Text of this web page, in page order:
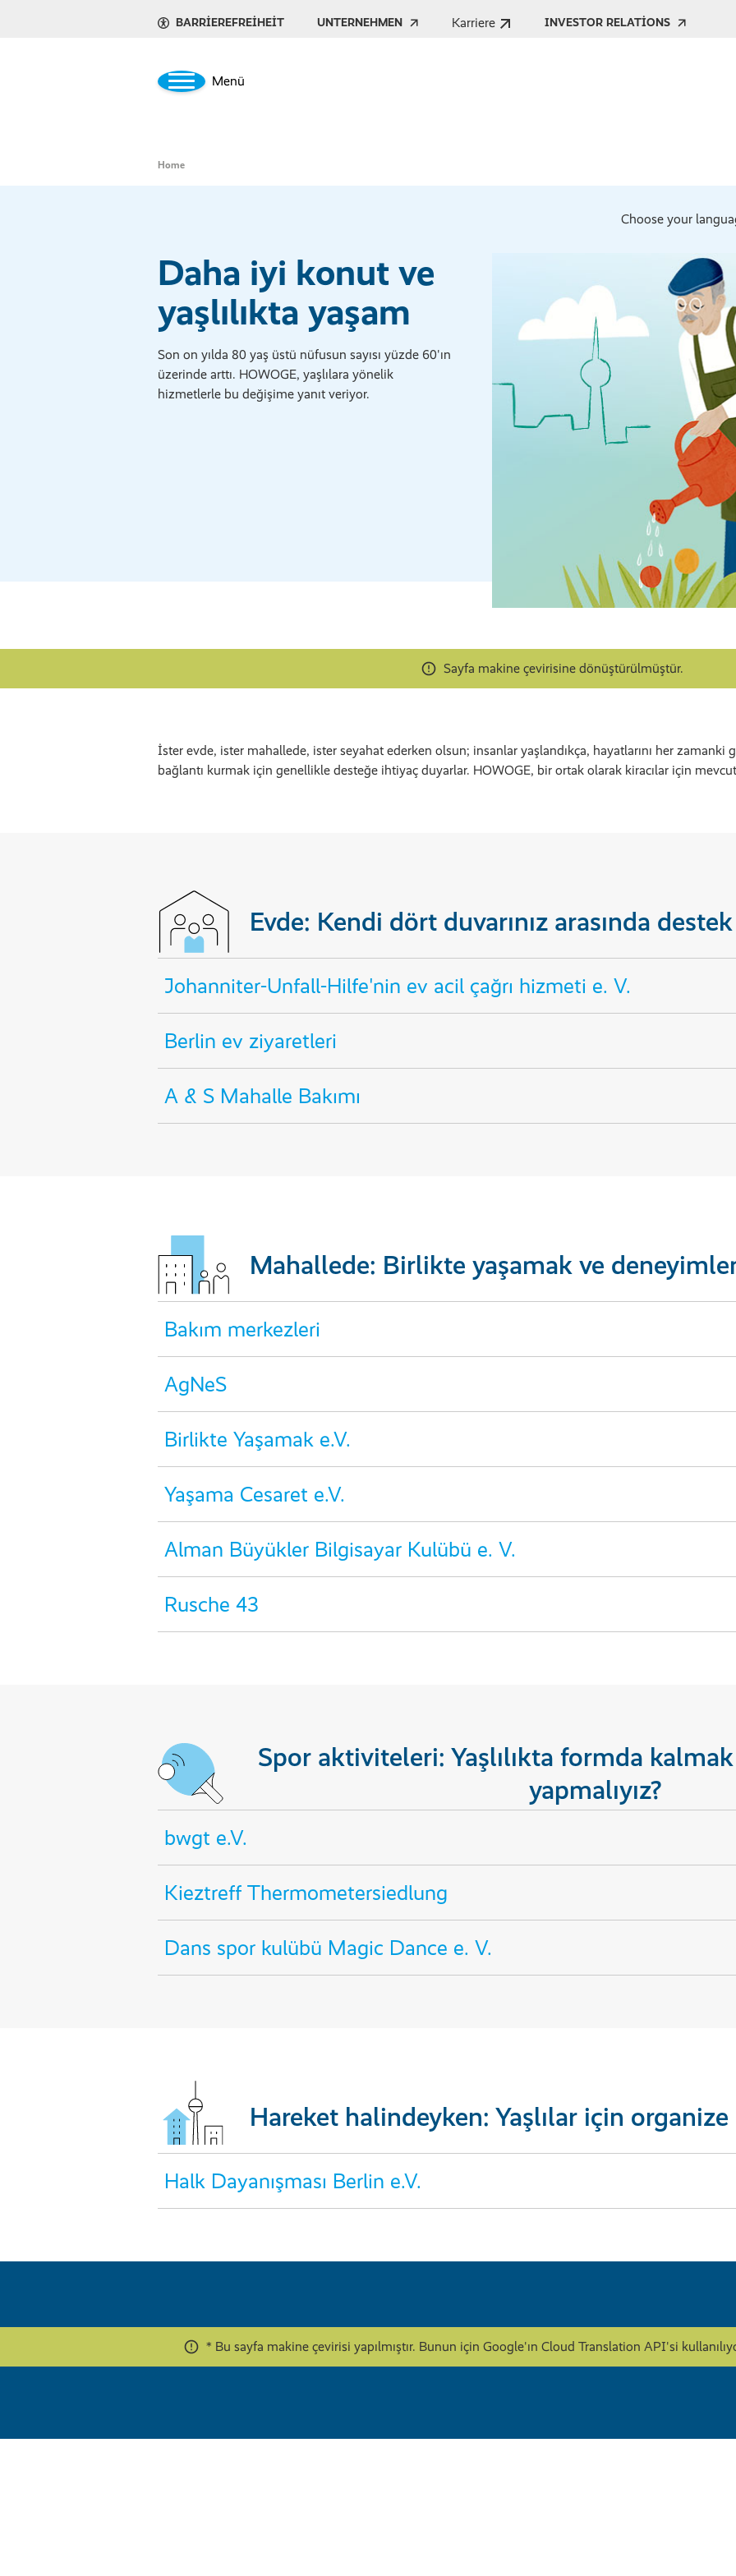
BARRIEREFREIHEIT UNTERNEHMEN Karriere INVESTOR RELATIONS
Menü
Home
Choose your
Daha iyi konut ve
yaşlılıkta yaşam
Son on yılda 80 yaş üstü nüfusun sayısı yüzde 60'ın
üzerinde arttı. HOWOGE, yaşlılara yönelik
hizmetlerle bu değişime yanıt veriyor.
Sayfa makine çevirisine dönüştürülmüştür.
İster evde, ister mahallede, ister seyahat ederken olsun; insanlar yaşlandıkça, hayatlarını her zamanki
bağlantı kurmak için genellikle desteğe ihtiyaç duyarlar. HOWOGE, bir ortak olarak kiracılar için
Evde: Kendi dört duvarınız arasında destek
Johanniter-Unfall-Hilfe'nin ev acil çağrı hizmeti e. V.
Berlin ev ziyaretleri
A & S Mahalle Bakımı
Mahallede: Birlikte yaşamak ve
Bakım merkezleri
AgNeS
Birlikte Yaşamak e.V.
Yaşama Cesaret e.V.
Alman Büyükler Bilgisayar Kulübü e. V.
Rusche 43
Spor aktiviteleri: Yaşlılıkta formda
yapmalıyız?
bwgt e.V.
Kieztreff Thermometersiedlung
Dans spor kulübü Magic Dance e. V.
Hareket halindeyken: Yaşlılar için
Halk Dayanışması Berlin e.V.
* Bu sayfa makine çevirisi yapılmıştır. Bunun için Google'ın Cloud Translation API'si